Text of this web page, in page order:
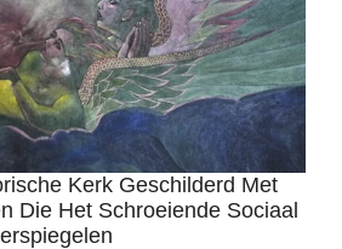
Kerk Geschilderd Met
Die Het Schroeiende Sociaal